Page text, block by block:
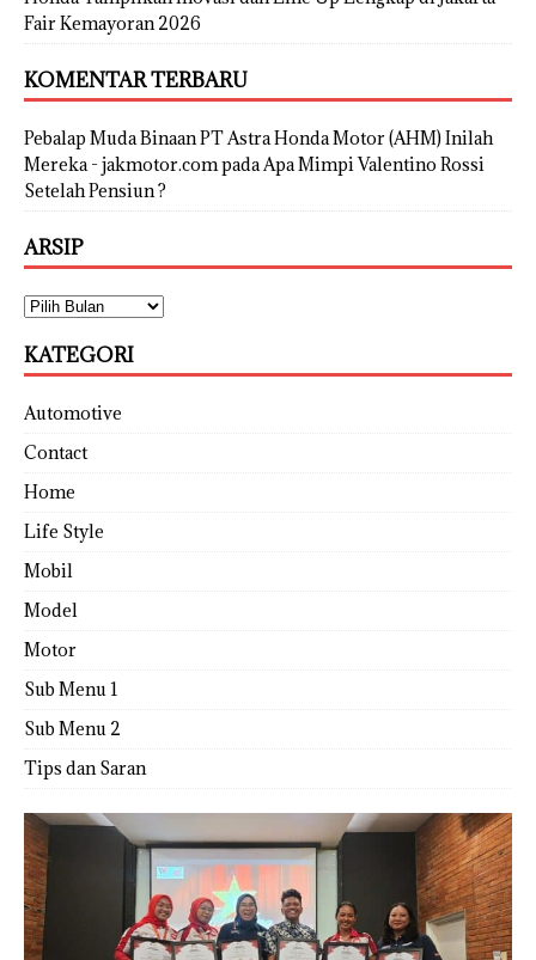
Fair Kemayoran 2026
KOMENTAR TERBARU
Pebalap Muda Binaan PT Astra Honda Motor (AHM) Inilah
Mereka - jakmotor.compadaApa Mimpi Valentino Rossi
Setelah Pensiun ?
ARSIP
KATEGORI
Automotive
Contact
Home
Life Style
Mobil
Model
Motor
Sub Menu 1
Sub Menu 2
Tips dan Saran